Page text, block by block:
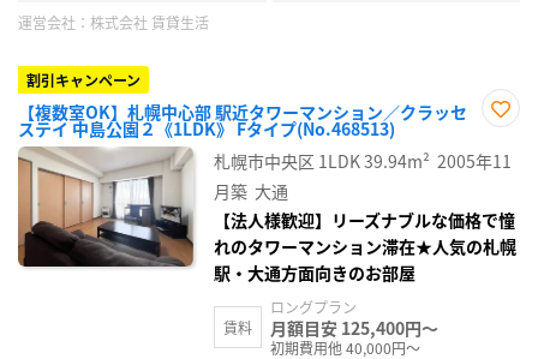
運営会社： 株式会社 賃貸生活
割引キャンペーン
【複数室OK】札幌中心部 駅近タワーマンション／クラッセ
ステイ 中島公園２《1LDK》 Fタイプ(No.468513)
に入
り登
札幌市中央区 1LDK39.94m² 2005年11
月築 大通
【法人様歓迎】リーズナブルな価格で憧
れのタワーマンション滞在★人気の札幌
駅・大通方面向きのお部屋
賃料
ロングプラン
月額目安 125,400円～
初期費用他 40,000円～